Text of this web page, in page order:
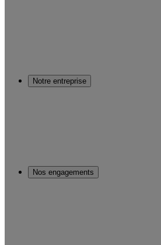
Notre entreprise
Nos engagements